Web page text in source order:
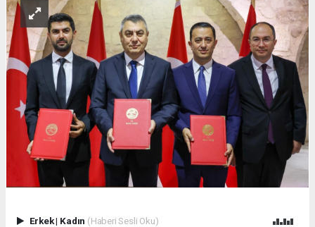
Erkek| Kadın (Haberi Sesli Oku)